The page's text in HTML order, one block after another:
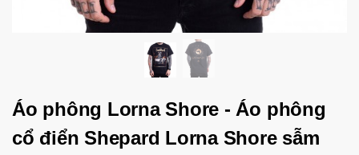
Áo phông Lorna Shore - Áo phông
cổ điển Shepard Lorna Shore sẫm